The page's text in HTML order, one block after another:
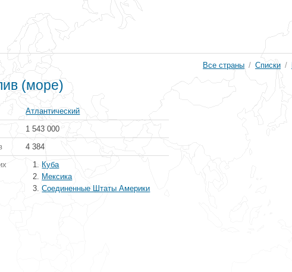
Все страны / Списки /
(море)
Атлантический
1 543 000
4 384
Куба
Мексика
Соединенные Штаты Америки